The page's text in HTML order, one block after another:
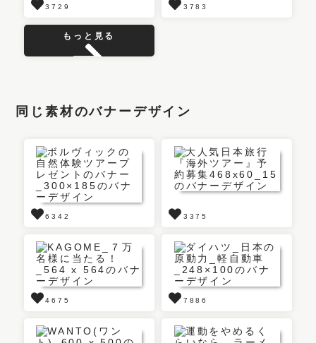
3729 3783
もっと見る
同じ素材のバナーデザイン
6342 3375
4675 7886